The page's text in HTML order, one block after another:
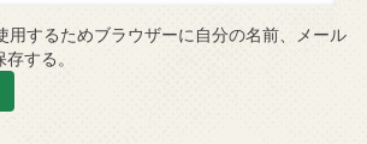
用するためブラウザーに自分の名前、メール
する。